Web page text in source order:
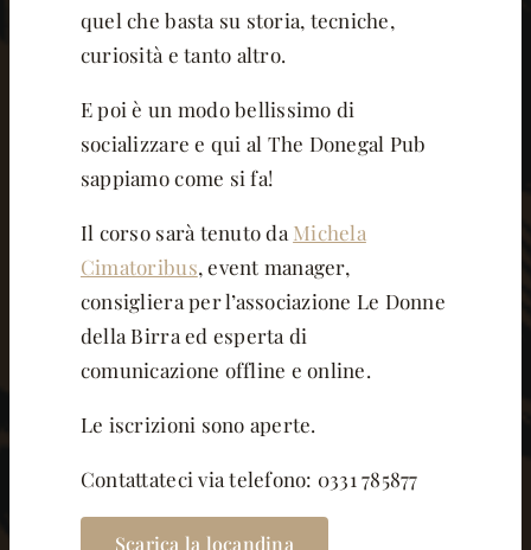
quel che basta su storia, tecniche,
curiosità e tanto altro.
E poi è un modo bellissimo di
socializzare e qui al The Donegal Pub
sappiamo come si fa!
Il corso sarà tenuto da Michela
Cimatoribus, event manager,
consigliera per l’associazione Le Donne
della Birra ed esperta di
comunicazione offline e online.
Le iscrizioni sono aperte.
Contattateci via telefono: 0331 785877
Scarica la locandina